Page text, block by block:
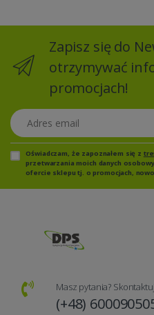
Zapisz się do
otrzymywać
promocjach!
Adres email
Oświadczam, że zapoznałem się z
przetwarzania moich danych
ofercie sklepu tj. o promocjach,
Masz pytania?
(+48)